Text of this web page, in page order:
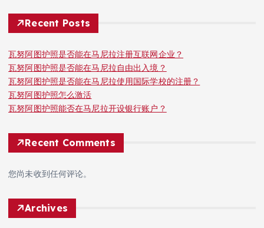
Recent Posts
瓦努阿图护照是否能在马尼拉注册互联网企业？
瓦努阿图护照是否能在马尼拉自由出入境？
瓦努阿图护照是否能在马尼拉使用国际学校的注册？
瓦努阿图护照怎么激活
瓦努阿图护照能否在马尼拉开设银行账户？
Recent Comments
您尚未收到任何评论。
Archives